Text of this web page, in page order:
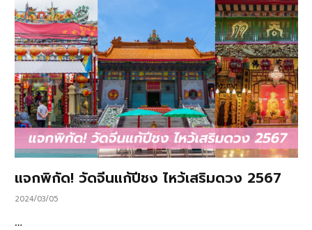
แจกพิกัด! วัดจีนแก้ปีชง ไหว้เสริมดวง 2567
2024/03/05
…